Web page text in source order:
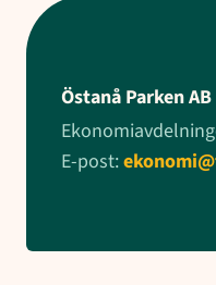
Östanå Parken AB
E-post: